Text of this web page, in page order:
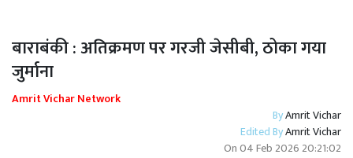
बाराबंकी : अतिक्रमण पर गरजी जेसीबी, ठोका गया
जुर्माना
Amrit Vichar Network
ByAmrit Vichar
Edited ByAmrit Vichar
On04 Feb 2026 20:21:02